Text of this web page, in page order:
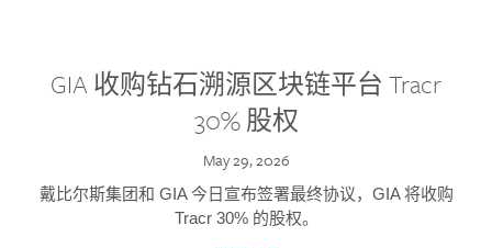
GIA 收购钻石溯源区块链平台 Tracr
30% 股权
May 29, 2026
戴比尔斯集团和 GIA 今日宣布签署最终协议，GIA 将收购
Tracr 30% 的股权。